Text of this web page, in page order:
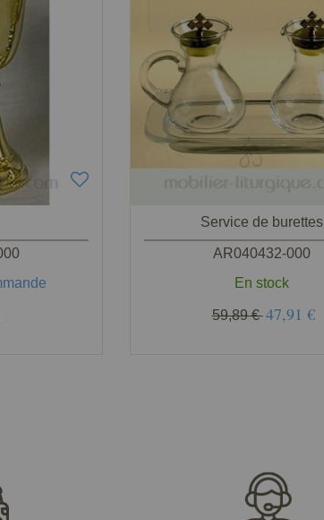
Service de burettes
AR040432-000
En stock
59,89 € 47,91 €